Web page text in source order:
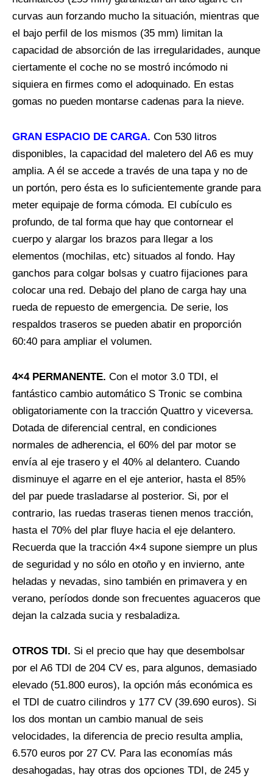
curvas aun forzando mucho la situación, mientras que
el bajo perfil de los mismos (35 mm) limitan la
capacidad de absorción de las irregularidades, aunque
ciertamente el coche no se mostró incómodo ni
siquiera en firmes como el adoquinado. En estas
gomas no pueden montarse cadenas para la nieve.
GRAN ESPACIO DE CARGA. Con 530 litros
disponibles, la capacidad del maletero del A6 es muy
amplia. A él se accede a través de una tapa y no de
un portón, pero ésta es lo suficientemente grande para
meter equipaje de forma cómoda. El cubículo es
profundo, de tal forma que hay que contornear el
cuerpo y alargar los brazos para llegar a los
elementos (mochilas, etc) situados al fondo. Hay
ganchos para colgar bolsas y cuatro fijaciones para
colocar una red. Debajo del plano de carga hay una
rueda de repuesto de emergencia. De serie, los
respaldos traseros se pueden abatir en proporción
60:40 para ampliar el volumen.
4×4 PERMANENTE. Con el motor 3.0 TDI, el
fantástico cambio automático S Tronic se combina
obligatoriamente con la tracción Quattro y viceversa.
Dotada de diferencial central, en condiciones
normales de adherencia, el 60% del par motor se
envía al eje trasero y el 40% al delantero. Cuando
disminuye el agarre en el eje anterior, hasta el 85%
del par puede trasladarse al posterior. Si, por el
contrario, las ruedas traseras tienen menos tracción,
hasta el 70% del plar fluye hacia el eje delantero.
Recuerda que la tracción 4×4 supone siempre un plus
de seguridad y no sólo en otoño y en invierno, ante
heladas y nevadas, sino también en primavera y en
verano, períodos donde son frecuentes aguaceros que
dejan la calzada sucia y resbaladiza.
OTROS TDI. Si el precio que hay que desembolsar
por el A6 TDI de 204 CV es, para algunos, demasiado
elevado (51.800 euros), la opción más económica es
el TDI de cuatro cilindros y 177 CV (39.690 euros). Si
los dos montan un cambio manual de seis
velocidades, la diferencia de precio resulta amplia,
6.570 euros por 27 CV. Para las economías más
desahogadas, hay otras dos opciones TDI, de 245 y